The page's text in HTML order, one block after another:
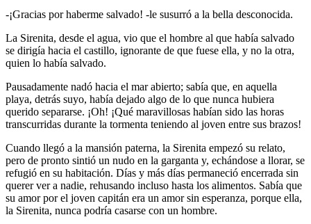
-¡Gracias por haberme salvado! -le susurró a la bella desconocida.
La Sirenita, desde el agua, vio que el hombre al que había salvado
se dirigía hacia el castillo, ignorante de que fuese ella, y no la otra,
quien lo había salvado.
Pausadamente nadó hacia el mar abierto; sabía que, en aquella
playa, detrás suyo, había dejado algo de lo que nunca hubiera
querido separarse. ¡Oh! ¡Qué maravillosas habían sido las horas
transcurridas durante la tormenta teniendo al joven entre sus brazos!
Cuando llegó a la mansión paterna, la Sirenita empezó su relato,
pero de pronto sintió un nudo en la garganta y, echándose a llorar, se
refugió en su habitación. Días y más días permaneció encerrada sin
querer ver a nadie, rehusando incluso hasta los alimentos. Sabía que
su amor por el joven capitán era un amor sin esperanza, porque ella,
la Sirenita, nunca podría casarse con un hombre.